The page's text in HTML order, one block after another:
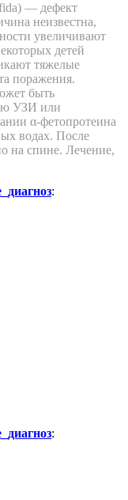
— дефект
неизвестна,
увеличивают
детей
тяжелые
поражения.
быть
УЗИ или
α-фетопротеина
водах. После
на спине. Лечение,
:
: